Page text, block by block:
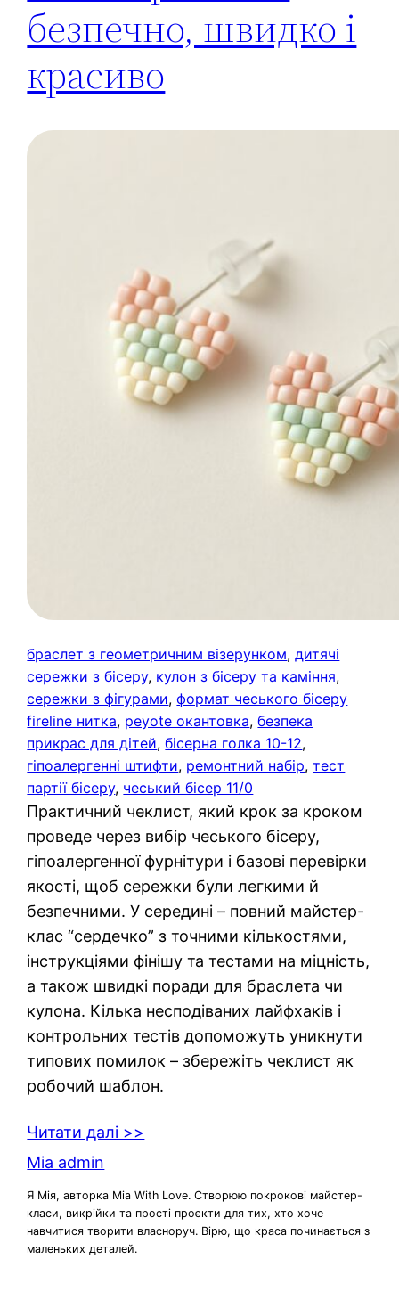
безпечно, швидко і
красиво
браслет з геометричним візерунком, дитячі
сережки з бісеру, кулон з бісеру та каміння
сережки з фігурами, формат чеського бісеру
fireline нитка, peyote окантовка, безпека
прикрас для дітей, бісерна голка 10-12
гіпоалергенні штифти, ремонтний набір, тест
партії бісеру, чеський бісер 11/0
Практичний чеклист, який крок за кроком
проведе через вибір чеського бісеру,
гіпоалергенної фурнітури і базові перевірки
якості, щоб сережки були легкими й
безпечними. У середині – повний майстер-
клас “сердечко” з точними кількостями,
інструкціями фінішу та тестами на міцність,
а також швидкі поради для браслета чи
кулона. Кілька несподіваних лайфхаків і
контрольних тестів допоможуть уникнути
типових помилок – збережіть чеклист як
робочий шаблон.
Читати далі >>
Mia admin
Я Мія, авторка Mia With Love. Створюю покрокові майстер-
класи, викрійки та прості проєкти для тих, хто хоче
навчитися творити власноруч. Вірю, що краса починається з
маленьких деталей.